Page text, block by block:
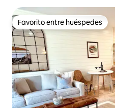
Favorito entre huéspedes
Favorito entre huéspedes